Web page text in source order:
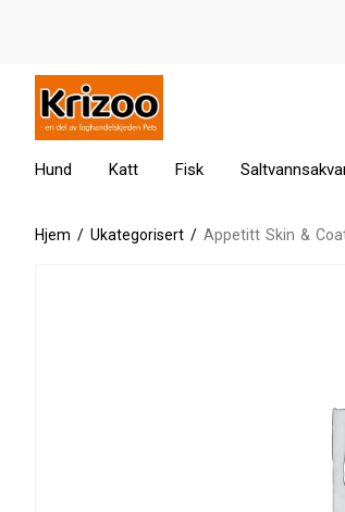
Hund Katt Fisk
Hjem / Ukategorisert / Appetitt Skin &